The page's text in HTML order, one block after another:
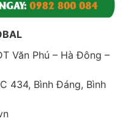
Văn Phú – Hà Đông –
434, Bình Đáng, Bình